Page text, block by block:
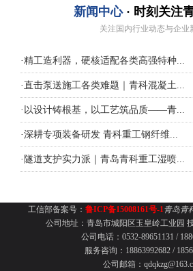
新闻中心· 时刻关注
关注国内行业动态与企业
·精工造利器，硬核适配各类高强特种...
·直击泵送施工各类难题｜青科混凝土...
· 以设计铸根基，以工艺筑品质——青...
·深耕专项装备研发 青科重工钢纤维...
· 隧道支护实力派｜青岛青科重工湿喷...
工信部备案号： 鲁ICP备15008161号-1青岛青
公司地址：青岛市城阳区玉皇岭工业园
公司电话：0532-89651131 /
服务咨询：18863992682 /
公司邮箱：